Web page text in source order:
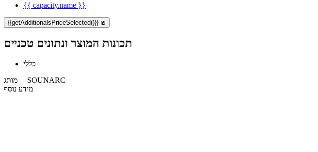
{{ capacity.name }}
{{getAdditionalsPriceSelected()}} ₪
תכונות המוצר ונתונים טכניים
כללי
מותג SOUNARC
מידע נוסף